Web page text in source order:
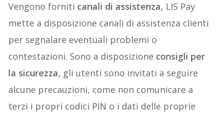
Vengono forniti canali di assistenza, LIS Pay
mette a disposizione canali di assistenza clienti
per segnalare eventuali problemi o
contestazioni. Sono a disposizione consigli per
la sicurezza, gli utenti sono invitati a seguire
alcune precauzioni, come non comunicare a
terzi i propri codici PIN o i dati delle proprie